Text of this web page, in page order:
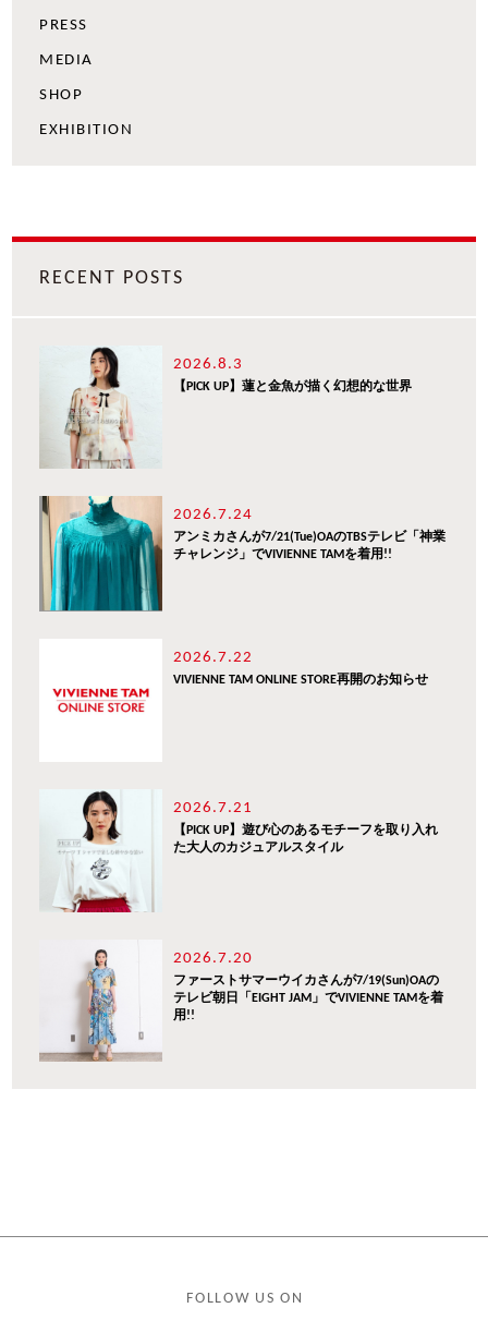
PRESS
MEDIA
SHOP
EXHIBITION
RECENT POSTS
2026.8.3
【PICK UP】蓮と金魚が描く幻想的な世界
2026.7.24
アンミカさんが7/21(Tue)OAのTBSテレビ「神業
チャレンジ」でVIVIENNE TAMを着用!!
2026.7.22
VIVIENNE TAM ONLINE STORE再開のお知らせ
2026.7.21
【PICK UP】遊び心のあるモチーフを取り入れ
た大人のカジュアルスタイル
2026.7.20
ファーストサマーウイカさんが7/19(Sun)OAの
テレビ朝日「EIGHT JAM」でVIVIENNE TAMを着
用!!
FOLLOW US ON